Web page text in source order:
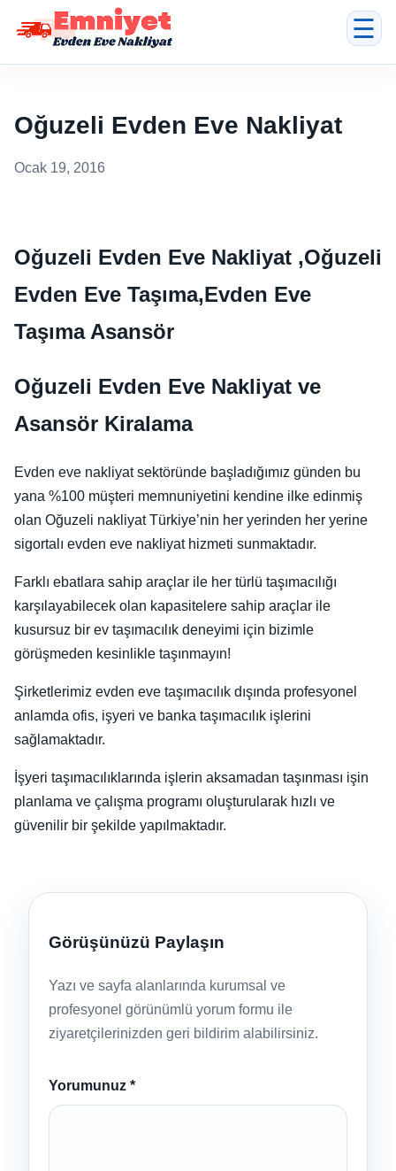
☰
Oğuzeli Evden Eve Nakliyat
Ocak 19, 2016
Oğuzeli Evden Eve Nakliyat ,Oğuzeli
Evden Eve Taşıma,Evden Eve
Taşıma Asansör
Oğuzeli Evden Eve Nakliyat ve
Asansör Kiralama
Evden eve nakliyat sektöründe başladığımız günden bu
yana %100 müşteri memnuniyetini kendine ilke edinmiş
olan Oğuzeli nakliyat Türkiye’nin her yerinden her yerine
sigortalı evden eve nakliyat hizmeti sunmaktadır.
Farklı ebatlara sahip araçlar ile her türlü taşımacılığı
karşılayabilecek olan kapasitelere sahip araçlar ile
kusursuz bir ev taşımacılık deneyimi için bizimle
görüşmeden kesinlikle taşınmayın!
Şirketlerimiz evden eve taşımacılık dışında profesyonel
anlamda ofis, işyeri ve banka taşımacılık işlerini
sağlamaktadır.
İşyeri taşımacılıklarında işlerin aksamadan taşınması işin
planlama ve çalışma programı oluşturularak hızlı ve
güvenilir bir şekilde yapılmaktadır.
Görüşünüzü Paylaşın
Yazı ve sayfa alanlarında kurumsal ve
profesyonel görünümlü yorum formu ile
ziyaretçilerinizden geri bildirim alabilirsiniz.
Yorumunuz *